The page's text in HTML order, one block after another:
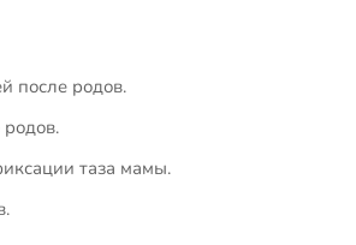
после родов.
таза мамы.